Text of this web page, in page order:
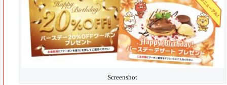
Screenshot